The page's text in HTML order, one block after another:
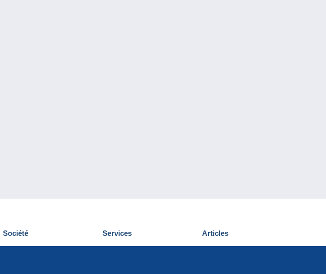
Société
Qui sommes-nous
Services
Découvrir Delcampe
Articles